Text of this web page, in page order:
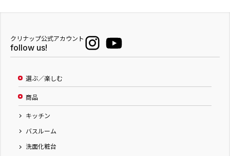
クリナップ公式アカウント
follow us!
選ぶ／楽しむ
商品
キッチン
バスルーム
洗面化粧台